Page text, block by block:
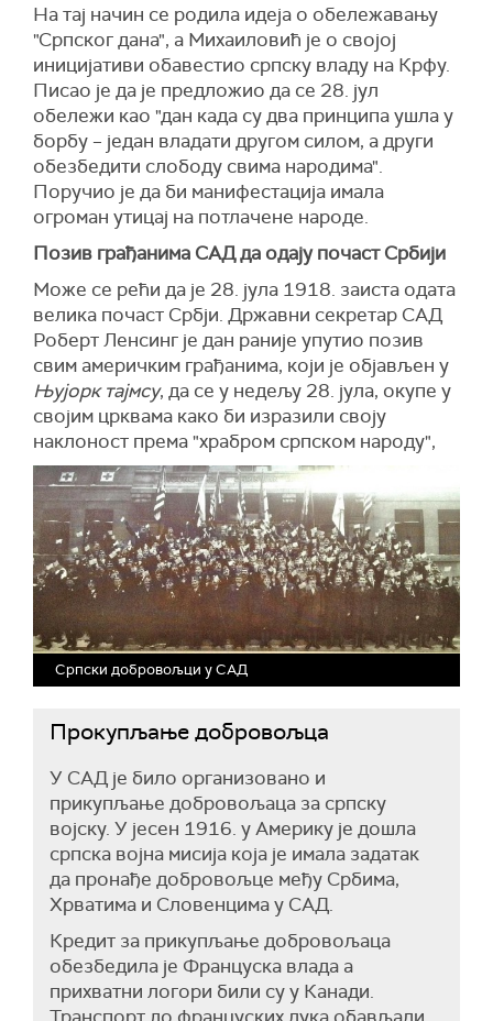
На тај начин се родила идеја о обележавању
"Српског дана", а Михаиловић је о својој
иницијативи обавестио српску владу на Крфу.
Писао је да је предложио да се 28. јул
обележи као "дан када су два принципа ушла у
борбу – један владати другом силом, а други
обезбедити слободу свима народима".
Поручио је да би манифестација имала
огроман утицај на потлачене народе.
Позив грађанима САД да одају почаст Србији
Може се рећи да је 28. јула 1918. заиста одата
велика почаст Србји. Државни секретар САД
Роберт Ленсинг је дан раније упутио позив
свим америчким грађанима, који је објављен у
Њујорк тајмсу, да се у недељу 28. јула, окупе у
својим црквама како би изразили своју
наклоност према "храбром српском народу",
Српски добровољци у САД
Прокупљање добровољца
У САД је било организовано и
прикупљање добровољаца за српску
војску. У јесен 1916. у Америку је дошла
српска војна мисија која је имала задатак
да пронађе добровољце међу Србима,
Хрватима и Словенцима у САД.
Кредит за прикупљање добровољаца
обезбедила је Француска влада а
прихватни логори били су у Канади.